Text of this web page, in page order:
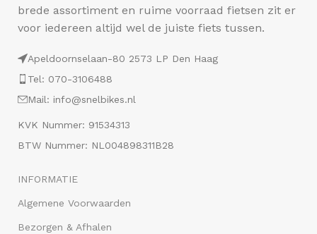
brede assortiment en ruime voorraad fietsen zit er
voor iedereen altijd wel de juiste fiets tussen.
Apeldoornselaan-80 2573 LP Den Haag
Tel: 070-3106488
Mail: info@snelbikes.nl
KVK Nummer: 91534313
BTW Nummer: NL004898311B28
INFORMATIE
Algemene Voorwaarden
Bezorgen & Afhalen